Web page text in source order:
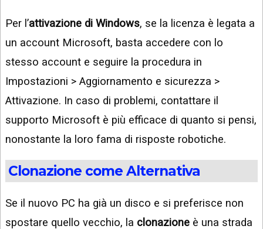
Per l’attivazione di Windows, se la licenza è legata a
un account Microsoft, basta accedere con lo
stesso account e seguire la procedura in
Impostazioni > Aggiornamento e sicurezza >
Attivazione. In caso di problemi, contattare il
supporto Microsoft è più efficace di quanto si pensi,
nonostante la loro fama di risposte robotiche.
Clonazione come Alternativa
Se il nuovo PC ha già un disco e si preferisce non
spostare quello vecchio, la clonazione è una strada